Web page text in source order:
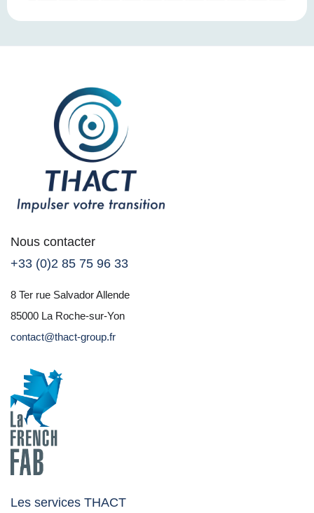
Nous contacter
+33 (0)2 85 75 96 33
8 Ter rue Salvador Allende
85000 La Roche-sur-Yon
contact@thact-group.fr
Les services THACT